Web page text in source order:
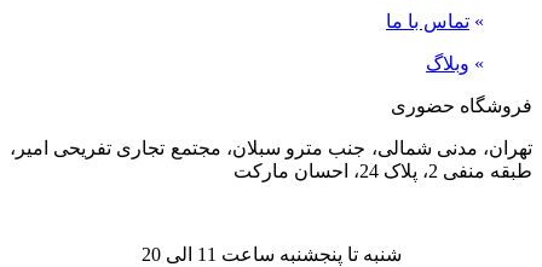
» تماس با ما
» وبلاگ
فروشگاه حضوری
تهران، مدنی شمالی، جنب مترو سبلان، مجتمع تجاری تفریحی امیر،
طبقه منفی 2، پلاک 24، احسان مارکت
شنبه تا پنجشنبه ساعت 11 الی 20